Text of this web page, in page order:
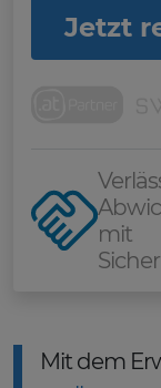
Mit dem
Jetzt
mit